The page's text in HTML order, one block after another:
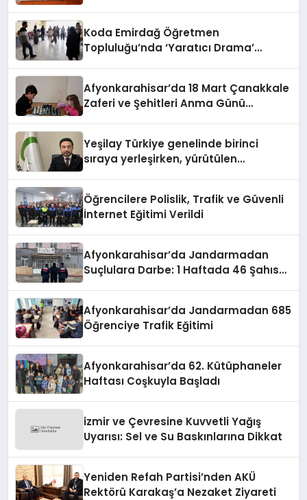
Koda Emirdağ Öğretmen
Topluluğu’nda ‘Yaratıcı Drama’
Afyonkarahisar’da 18 Mart Çanakkale
Zaferi ve Şehitleri Anma Günü
Yeşilay Türkiye genelinde birinci
sıraya yerleşirken, yürütülen
Öğrencilere Polislik, Trafik ve Güvenli
İnternet Eğitimi Verildi
Afyonkarahisar’da Jandarmadan
Suçlulara Darbe: 1 Haftada 46 Şahıs
Afyonkarahisar’da Jandarmadan 685
Öğrenciye Trafik Eğitimi
Afyonkarahisar’da 62. Kütüphaneler
Haftası Coşkuyla Başladı
izmir ve Çevresine Kuvvetli Yağış
Uyarısı: Sel ve Su Baskınlarına Dikkat
Yeniden Refah Partisi’nden AKÜ
Rektörü Karakaş’a Nezaket Ziyareti